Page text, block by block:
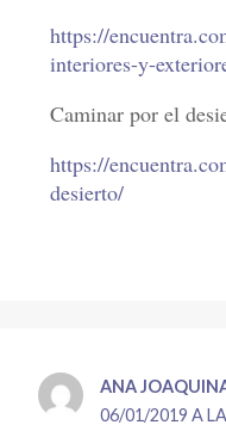
https://
interiores-y-
Caminar por el
https://
desierto/
ANA
06/01/2019 A